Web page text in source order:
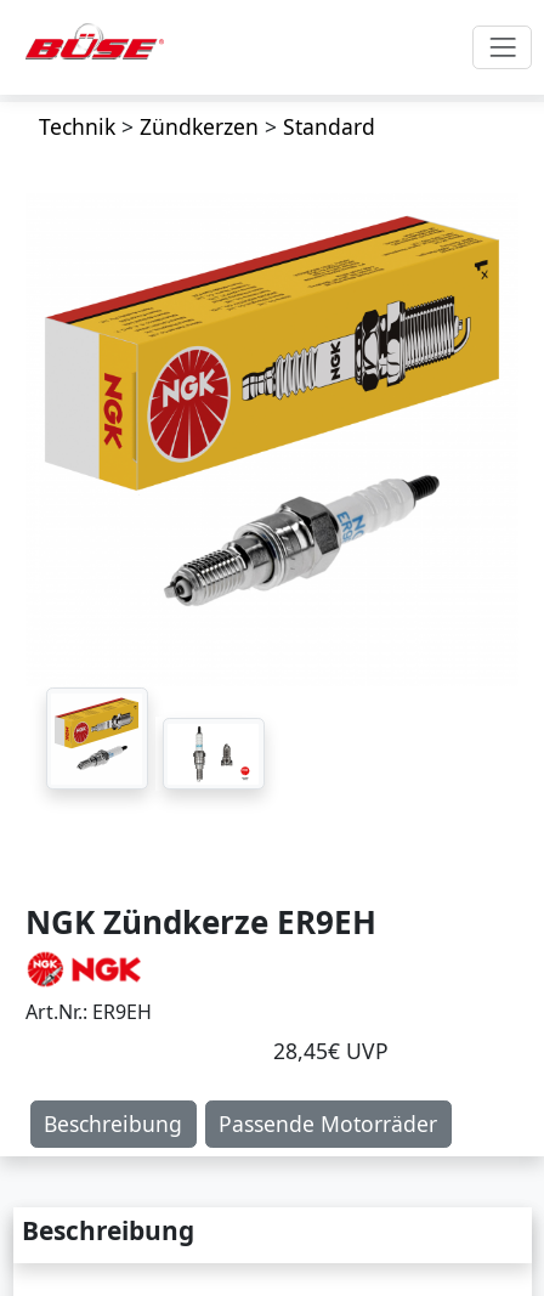
Technik> Zündkerzen > Standard
NGK Zündkerze ER9EH
Art.Nr.: ER9EH
28,45€ UVP
Beschreibung Passende Motorräder
Beschreibung